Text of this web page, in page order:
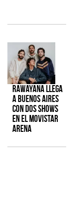
Rawayana llega
a Buenos Aires
con dos shows
en el Movistar
Arena